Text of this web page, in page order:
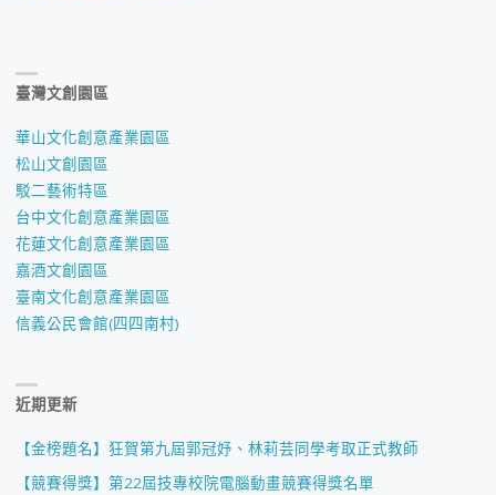
臺灣文創園區
華山文化創意產業園區
松山文創園區
駁二藝術特區
台中文化創意產業園區
花蓮文化創意產業園區
嘉酒文創園區
臺南文化創意產業園區
信義公民會館(四四南村)
近期更新
【金榜題名】狂賀第九屆郭冠妤、林莉芸同學考取正式教師
【競賽得獎】第22屆技專校院電腦動畫競賽得獎名單